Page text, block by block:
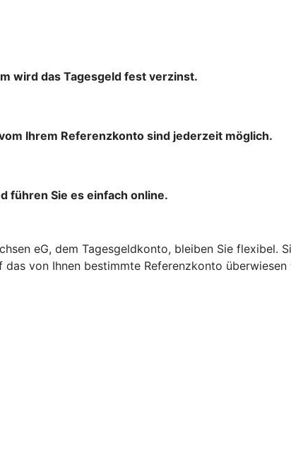
wird das Tagesgeld fest verzinst.
Ihrem Referenzkonto sind jederzeit möglich.
führen Sie es einfach online.
eG, dem Tagesgeldkonto, bleiben Sie flexibel.
von Ihnen bestimmte Referenzkonto überwiesen